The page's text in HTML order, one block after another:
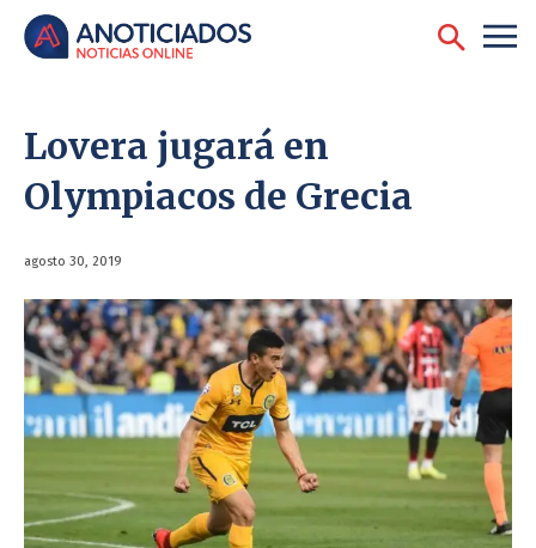
Lovera jugará en
Olympiacos de Grecia
agosto 30, 2019